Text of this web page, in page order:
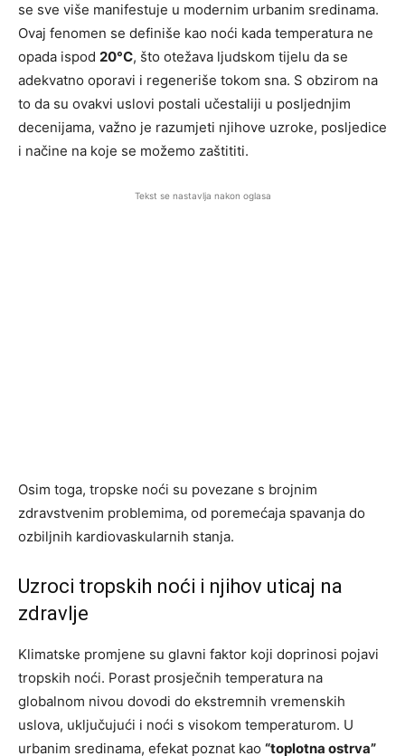
se sve više manifestuje u modernim urbanim sredinama.
Ovaj fenomen se definiše kao noći kada temperatura ne
opada ispod 20°C, što otežava ljudskom tijelu da se
adekvatno oporavi i regeneriše tokom sna. S obzirom na
to da su ovakvi uslovi postali učestaliji u posljednjim
decenijama, važno je razumjeti njihove uzroke, posljedice
i načine na koje se možemo zaštititi.
Tekst se nastavlja nakon oglasa
Osim toga, tropske noći su povezane s brojnim
zdravstvenim problemima, od poremećaja spavanja do
ozbiljnih kardiovaskularnih stanja.
Uzroci tropskih noći i njihov uticaj na
zdravlje
Klimatske promjene su glavni faktor koji doprinosi pojavi
tropskih noći. Porast prosječnih temperatura na
globalnom nivou dovodi do ekstremnih vremenskih
uslova, uključujući i noći s visokom temperaturom. U
urbanim sredinama, efekat poznat kao “toplotna ostrva”